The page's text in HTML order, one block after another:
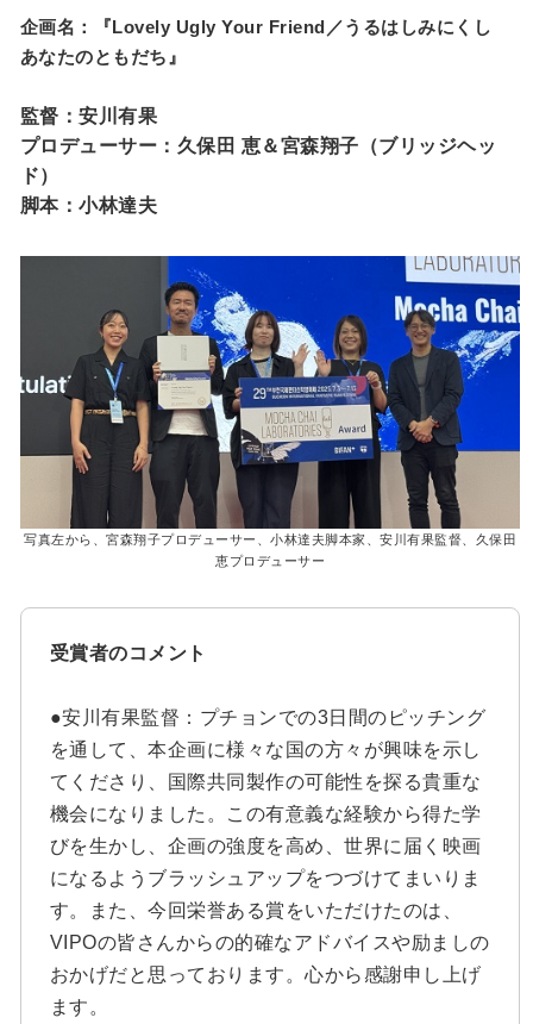
企画名：『Lovely Ugly Your Friend／うるはしみにくし
あなたのともだち』
監督：安川有果
プロデューサー：久保⽥ 恵＆宮森翔子（ブリッジヘッ
ド）
脚本：小林達夫
写真左から、宮森翔子プロデューサー、小林達夫脚本家、安川有果監督、久保⽥
恵プロデューサー
受賞者のコメント
●安川有果監督：プチョンでの3日間のピッチング
を通して、本企画に様々な国の方々が興味を示し
てくださり、国際共同製作の可能性を探る貴重な
機会になりました。この有意義な経験から得た学
びを生かし、企画の強度を高め、世界に届く映画
になるようブラッシュアップをつづけてまいりま
す。また、今回栄誉ある賞をいただけたのは、
VIPOの皆さんからの的確なアドバイスや励ましの
おかげだと思っております。心から感謝申し上げ
ます。